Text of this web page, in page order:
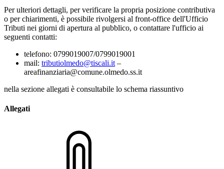
Per ulteriori dettagli, per verificare la propria posizione contributiva
o per chiarimenti, è possibile rivolgersi al front-office dell'Ufficio
Tributi nei giorni di apertura al pubblico, o contattare l'ufficio ai
seguenti contatti:
telefono: 0799019007/0799019001
mail: tributiolmedo@tiscali.it –
areafinanziaria@comune.olmedo.ss.it
nella sezione allegati è consultabile lo schema riassuntivo
Allegati